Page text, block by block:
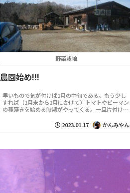
野菜栽培
農園始め!!!
早いもので気が付けば1月の中旬である。もう少し
すれば（1月末から2月にかけて）トマトやピーマン
の種蒔きを始める時期がやってくる。一旦片付けた
2023.01.17 かんみやん